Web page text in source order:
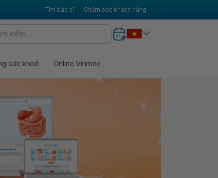
Tìm bác sĩ Chăm sóc khách hàng
sức khoẻ Online.Vinmec